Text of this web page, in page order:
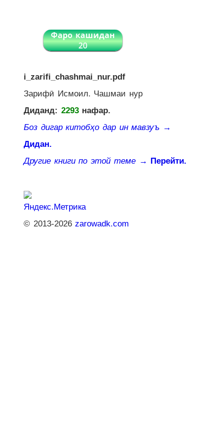
Фаро кашидан
20
i_zarifi_chashmai_nur.pdf
Зарифӣ Исмоил. Чашмаи нур
Диданд: 2293нафар.
Боз дигар китобҳо дар ин мавзуъ →
Дидан.
Другие книги по этой теме → Перейти.
© 2013-2026zarowadk.com